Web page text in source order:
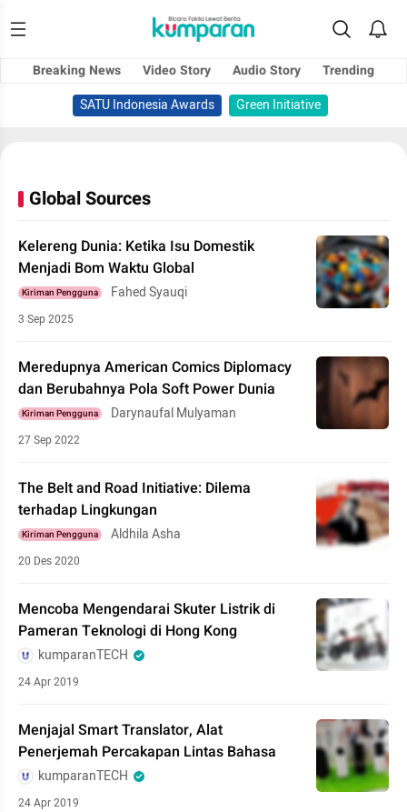
Breaking News Video Story Audio Story
Trending
SATU Indonesia Awards
Green Initiative
Global Sources
Kelereng Dunia: Ketika Isu Domestik
Menjadi Bom Waktu Global
Kiriman Pengguna Fahed Syauqi
3 Sep 2025
Meredupnya American Comics Diplomacy
dan Berubahnya Pola Soft Power Dunia
Kiriman Pengguna Darynaufal Mulyaman
27 Sep 2022
The Belt and Road Initiative: Dilema
terhadap Lingkungan
Kiriman Pengguna Aldhila Asha
20 Des 2020
Mencoba Mengendarai Skuter Listrik di
Pameran Teknologi di Hong Kong
kumparanTECH
24 Apr 2019
Menjajal Smart Translator, Alat
Penerjemah Percakapan Lintas Bahasa
kumparanTECH
24 Apr 2019